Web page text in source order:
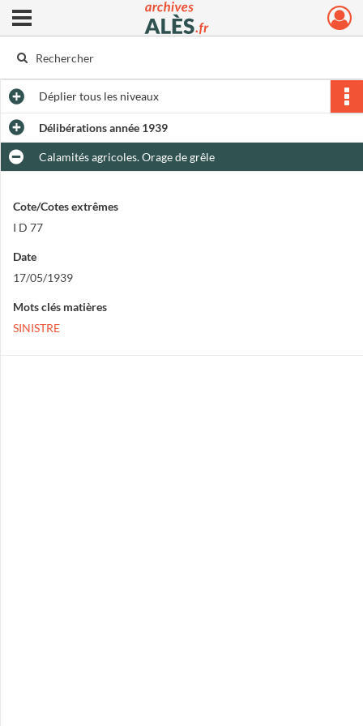
Archives municipales d'Alès
Ouvrir le menu déroulant
Dépliertous les niveaux
Délibérations année 1939
Calamités agricoles. Orage de grêle
Cote/Cotes extrêmes
I D 77
Date
17/05/1939
Mots clés matières
SINISTRE